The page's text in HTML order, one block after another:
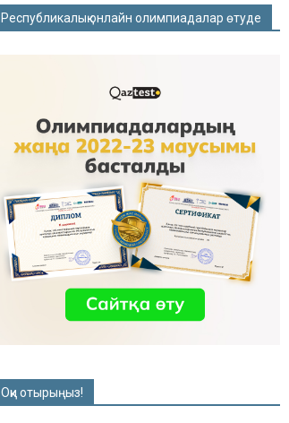
Республикалық онлайн олимпиадалар өтуде
Оқи отырыңыз!